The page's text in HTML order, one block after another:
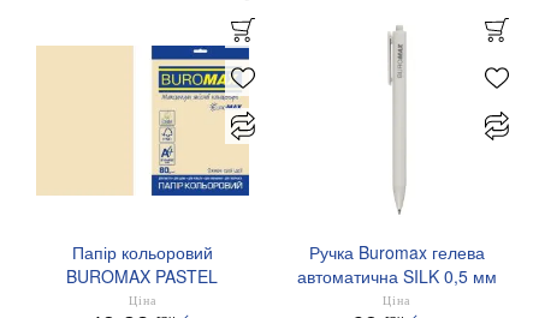
Папір кольоровий
BUROMAX PASTEL
EUROMAX 20 арк А4 80 г/
Ціна
Ручка Buromax гелева
автоматична SILK 0,5 мм
сині чорнила BM.83100
Ціна